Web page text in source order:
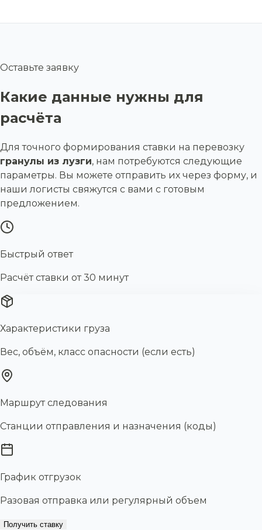
Оставьте заявку
Какие данные нужны для
расчёта
Для точного формирования ставки на перевозку
гранулы из лузги, нам потребуются следующие
параметры. Вы можете отправить их через форму, и
наши логисты свяжутся с вами с готовым
предложением.
Быстрый ответ
Расчёт ставки от 30 минут
Характеристики груза
Вес, объём, класс опасности (если есть)
Маршрут следования
Станции отправления и назначения (коды)
График отгрузок
Разовая отправка или регулярный объем
Получить ставку